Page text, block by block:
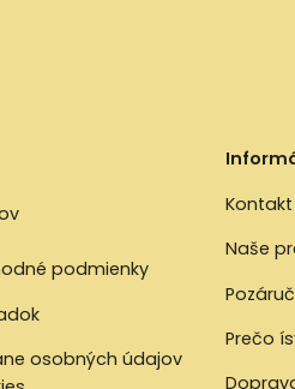
podmienky
osobných údajov
Kontakt
Naše
Prečo